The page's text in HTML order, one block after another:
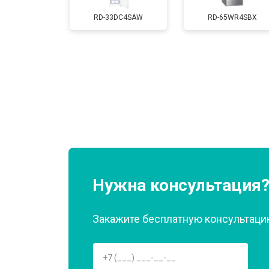
Замена мотор-компрессора
RD-33DC4SAW RD-65WR4SBX
Нужна консультация?
Закажите бесплатную